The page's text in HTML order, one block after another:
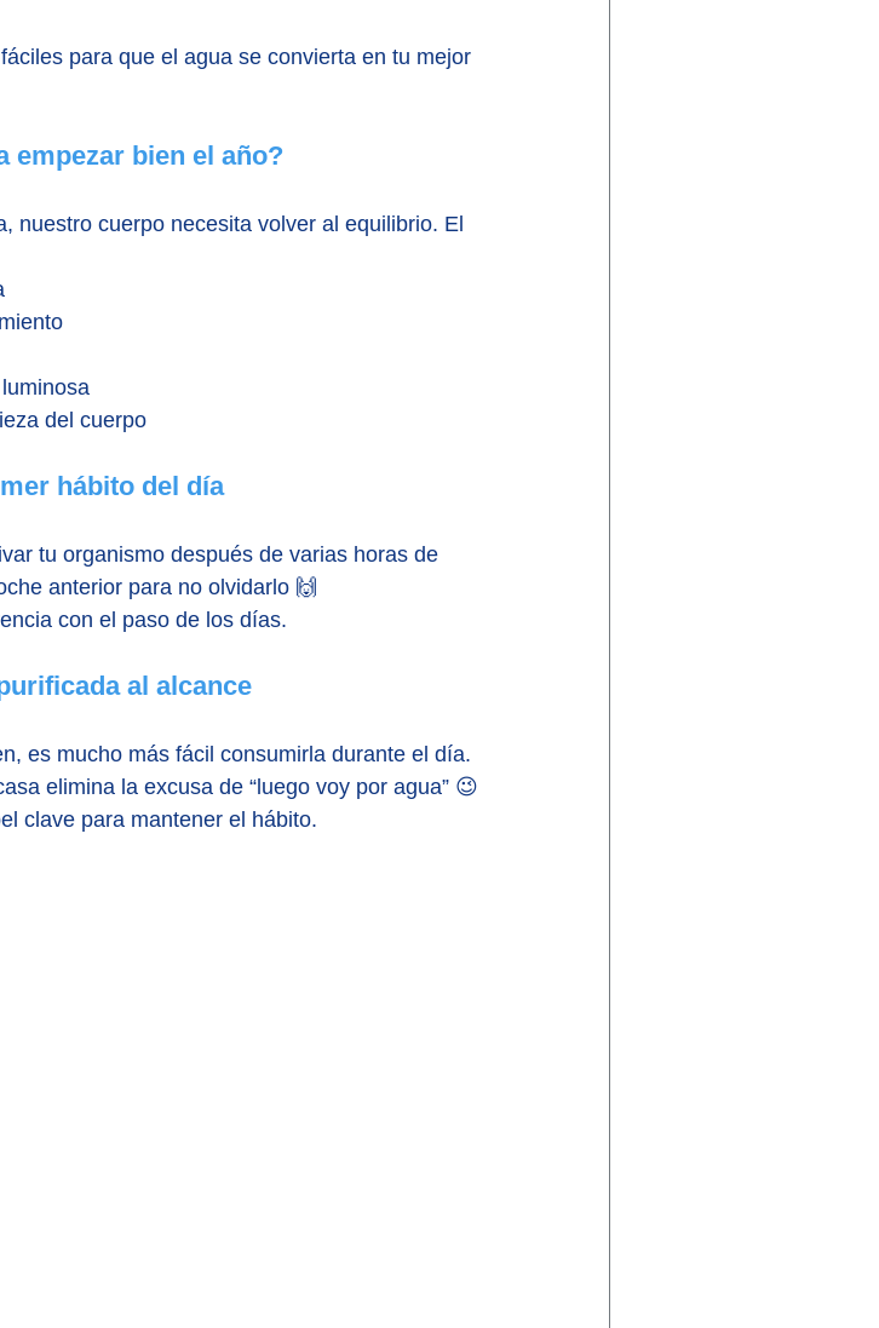
para que el agua se convierta en tu mejor
empezar bien el año?
nuestro cuerpo necesita volver al equilibrio. El
del cuerpo
hábito del día
tu organismo después de varias horas de
anterior para no olvidarlo 🙌
con el paso de los días.
al alcance
es mucho más fácil consumirla durante el día.
elimina la excusa de “luego voy por agua” 😉
clave para mantener el hábito.